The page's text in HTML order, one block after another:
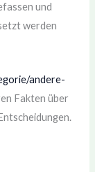
und
werden
andere-
Fakten über